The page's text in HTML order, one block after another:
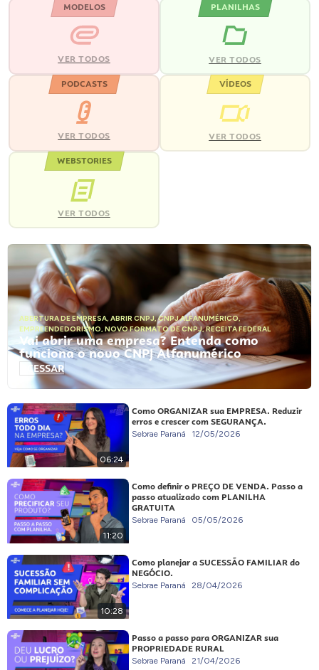
MODELOS
VER TODOS
PLANILHAS
VER TODOS
PODCASTS
VER TODOS
VÍDEOS
VER TODOS
WEBSTORIES
VER TODOS
ABERTURA DE EMPRESA, ABRIR CNPJ,CNPJ ALFANUMÉRICO,
EMPREENDEDORISMO, NOVO FORMATO DE CNPJ,RECEITA FEDERAL
Vai abrir uma empresa? Entenda como
funciona o novo CNPJ Alfanumérico
ACESSAR
06:24
Como ORGANIZAR sua EMPRESA. Reduzir
erros e crescer com SEGURANÇA.
Sebrae Paraná 12/05/2026
11:20
Como definir o PREÇO DE VENDA. Passo a
passo atualizado com PLANILHA
GRATUITA
Sebrae Paraná 05/05/2026
10:28
Como planejar a SUCESSÃO FAMILIAR do
NEGÓCIO.
Sebrae Paraná 28/04/2026
Passo a passo para ORGANIZAR sua
PROPRIEDADE RURAL
Sebrae Paraná 21/04/2026